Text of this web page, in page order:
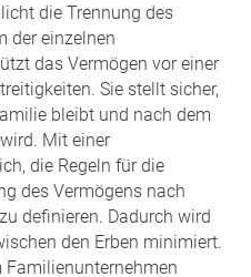
die Trennung des
der einzelnen
das Vermögen vor einer
Sie stellt sicher,
bleibt und nach dem
Mit einer
die Regeln für die
des Vermögens nach
definieren. Dadurch wird
den Erben minimiert.
Familienunternehmen